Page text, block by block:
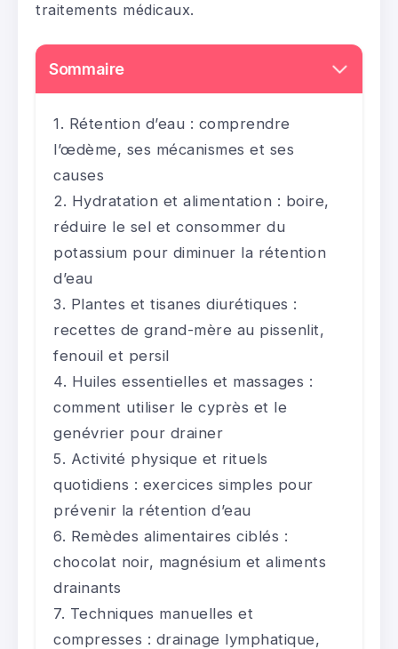
traitements médicaux.
Sommaire
Rétention d’eau : comprendre
l’œdème, ses mécanismes et ses
causes
Hydratation et alimentation : boire,
réduire le sel et consommer du
potassium pour diminuer la rétention
d’eau
Plantes et tisanes diurétiques :
recettes de grand-mère au pissenlit,
fenouil et persil
Huiles essentielles et massages :
comment utiliser le cyprès et le
genévrier pour drainer
Activité physique et rituels
quotidiens : exercices simples pour
prévenir la rétention d’eau
Remèdes alimentaires ciblés :
chocolat noir, magnésium et aliments
drainants
Techniques manuelles et
compresses : drainage lymphatique,